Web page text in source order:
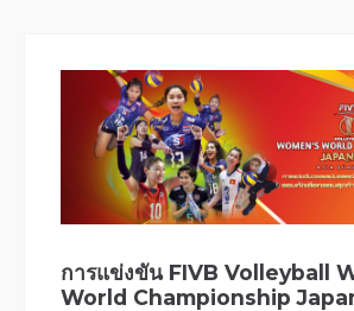
การแข่งขัน FIVB Volleyball
World Championship